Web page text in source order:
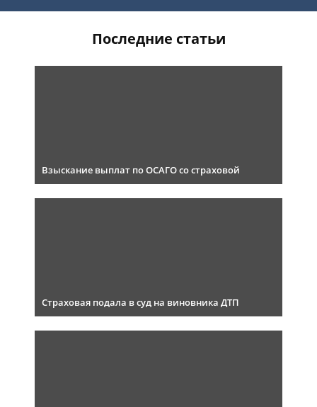
Последние статьи
Взыскание выплат по ОСАГО со страховой
Страховая подала в суд на виновника ДТП